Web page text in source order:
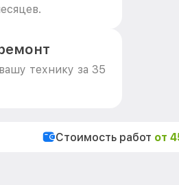
технику за 35
Стоимость работ от